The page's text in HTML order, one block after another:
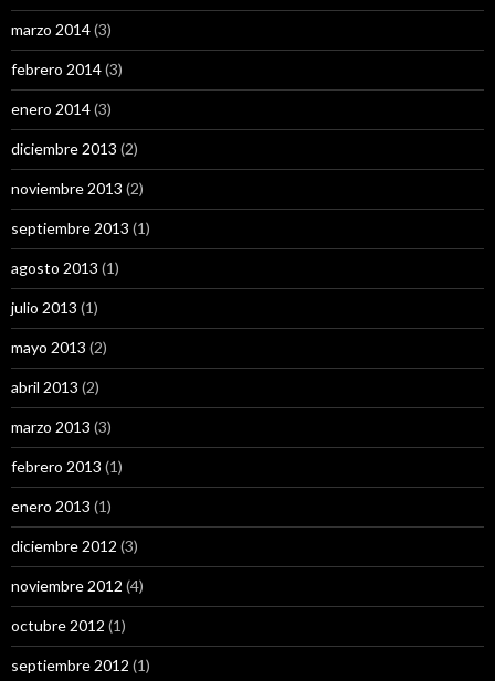
marzo 2014(3)
febrero 2014(3)
enero 2014(3)
diciembre 2013 (2)
noviembre 2013 (2)
septiembre 2013 (1)
agosto 2013 (1)
julio 2013 (1)
mayo 2013 (2)
abril 2013 (2)
marzo 2013 (3)
febrero 2013 (1)
enero 2013 (1)
diciembre 2012 (3)
noviembre 2012 (4)
octubre 2012 (1)
septiembre 2012 (1)